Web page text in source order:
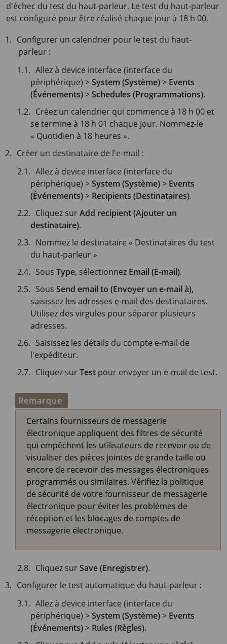
d'échec du test du haut-parleur. Le test du haut-parleur
est configuré pour être réalisé chaque jour à 18 h 00.
Configurer un calendrier pour le test du haut-
parleur :
Allez à device interface (interface du
périphérique) >System (Système)> Events
(Événements)>Schedules (Programmations).
Créez un calendrier qui commence à 18 h 00 et
se termine à 18 h 01 chaque jour. Nommez-le
« Quotidien à 18 heures ».
Créer un destinataire de l'e-mail :
Allez à device interface (interface du
périphérique) >System (Système)> Events
(Événements)> Recipients (Destinataires).
Cliquez surAdd recipient (Ajouter un
destinataire).
Nommez le destinataire « Destinataires du test
du haut-parleur »
SousType, sélectionnez Email (E-mail).
SousSend email to (Envoyer un e-mail à),
saisissez les adresses e-mail des destinataires.
Utilisez des virgules pour séparer plusieurs
adresses.
Saisissez les détails du compte e-mail de
l'expéditeur.
Cliquez surTest pour envoyer un e-mail de test.
Remarque
Certains fournisseurs de messagerie
électronique appliquent des filtres de sécurité
qui empêchent les utilisateurs de recevoir ou de
visualiser des pièces jointes de grande taille ou
encore de recevoir des messages électroniques
programmés ou similaires. Vérifiez la politique
de sécurité de votre fournisseur de messagerie
électronique pour éviter les problèmes de
réception et les blocages de comptes de
messagerie électronique.
Cliquez surSave (Enregistrer).
Configurer le test automatique du haut-parleur :
Allez à device interface (interface du
périphérique) >System (Système)> Events
(Événements)> Rules (Règles).